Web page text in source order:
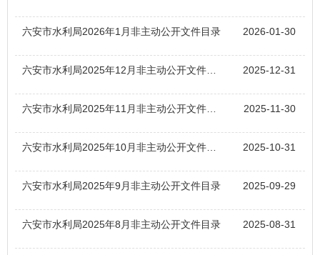
六安市水利局2026年1月非主动公开文件目录 2026-01-30
2025-12-31
2025-11-30
2025-10-31
六安市水利局2025年9月非主动公开文件目录 2025-09-29
六安市水利局2025年8月非主动公开文件目录 2025-08-31